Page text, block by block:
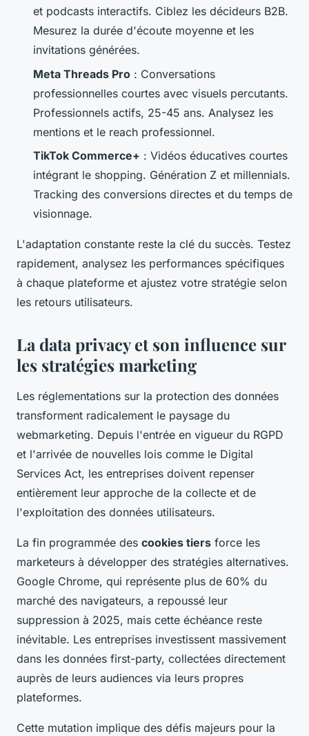
et podcasts interactifs. Ciblez les décideurs B2B.
Mesurez la durée d'écoute moyenne et les
invitations générées.
Meta Threads Pro : Conversations
professionnelles courtes avec visuels percutants.
Professionnels actifs, 25-45 ans. Analysez les
mentions et le reach professionnel.
TikTok Commerce+ : Vidéos éducatives courtes
intégrant le shopping. Génération Z et millennials.
Tracking des conversions directes et du temps de
visionnage.
L'adaptation constante reste la clé du succès. Testez
rapidement, analysez les performances spécifiques
à chaque plateforme et ajustez votre stratégie selon
les retours utilisateurs.
La data privacy et son influence sur
les stratégies marketing
Les réglementations sur la protection des données
transforment radicalement le paysage du
webmarketing. Depuis l'entrée en vigueur du RGPD
et l'arrivée de nouvelles lois comme le Digital
Services Act, les entreprises doivent repenser
entièrement leur approche de la collecte et de
l'exploitation des données utilisateurs.
La fin programmée des cookies tiers force les
marketeurs à développer des stratégies alternatives.
Google Chrome, qui représente plus de 60% du
marché des navigateurs, a repoussé leur
suppression à 2025, mais cette échéance reste
inévitable. Les entreprises investissent massivement
dans les données first-party, collectées directement
auprès de leurs audiences via leurs propres
plateformes.
Cette mutation implique des défis majeurs pour la